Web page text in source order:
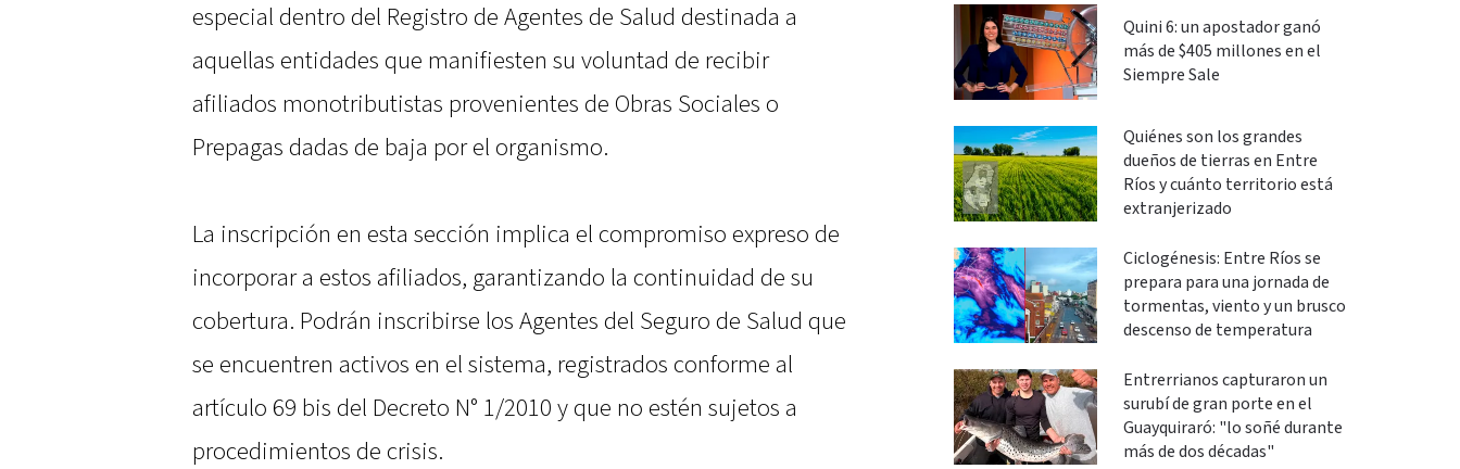
especial dentro del Registro de Agentes de Salud destinada a
aquellas entidades que manifiesten su voluntad de recibir
afiliados monotributistas provenientes de Obras Sociales o
Prepagas dadas de baja por el organismo.
La inscripción en esta sección implica el compromiso expreso de
incorporar a estos afiliados, garantizando la continuidad de su
cobertura. Podrán inscribirse los Agentes del Seguro de Salud que
se encuentren activos en el sistema, registrados conforme al
artículo 69 bis del Decreto N° 1/2010 y que no estén sujetos a
procedimientos de crisis.
Quini 6: un apostador ganó
más de $405 millones en el
Siempre Sale
Quiénes son los grandes
dueños de tierras en Entre
Ríos y cuánto territorio está
extranjerizado
Ciclogénesis: Entre Ríos se
prepara para una jornada de
tormentas, viento y un brusco
descenso de temperatura
Entrerrianos capturaron un
surubí de gran porte en el
Guayquiraró: "lo soñé durante
más de dos décadas"